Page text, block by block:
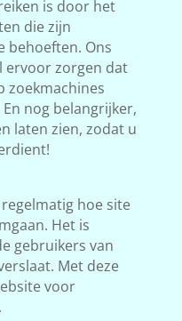
is door het
die zijn
behoeften. Ons
ervoor zorgen dat
zoekmachines
nog belangrijker,
laten zien, zodat u
hoe site
Het is
gebruikers van
Met deze
voor